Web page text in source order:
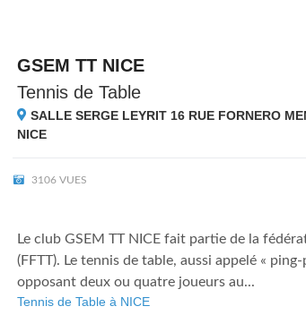
GSEM TT NICE
Tennis de Table
SALLE SERGE LEYRIT 16 RUE FORNERO
NICE
3106 VUES
Le club GSEM TT NICE fait partie de la
(FFTT). Le tennis de table, aussi appelé «
opposant deux ou quatre joueurs au...
Tennis de Table à NICE